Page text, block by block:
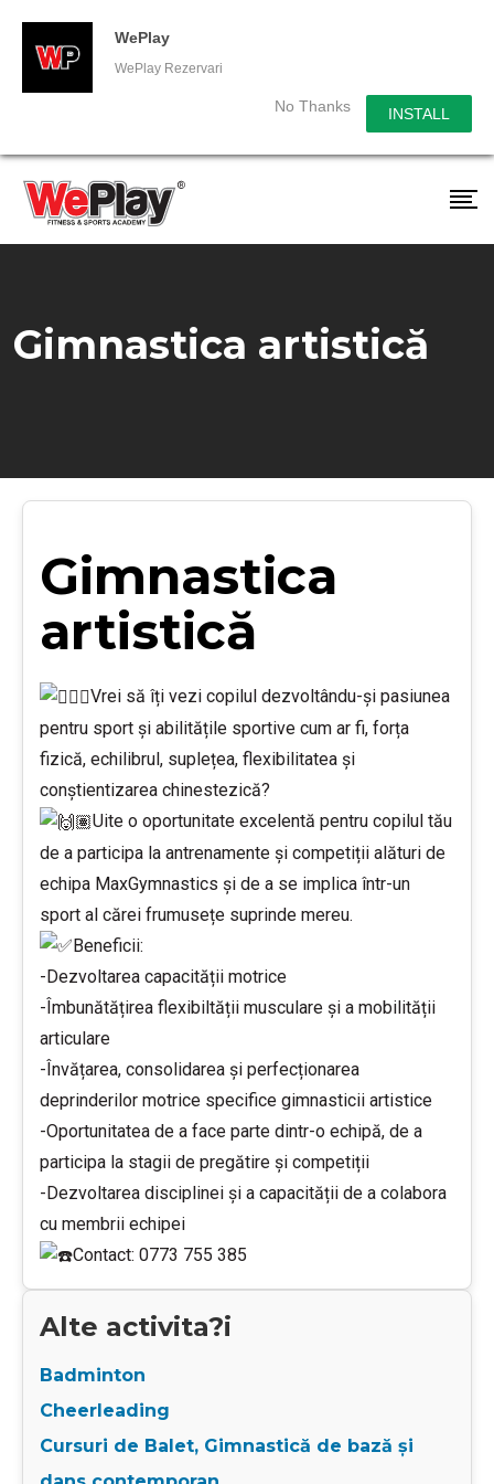
WePlay
WePlay Rezervari
No Thanks INSTALL
Gimnastica artistică
Gimnastica
artistică
Vrei să îți vezi copilul dezvoltându-și pasiunea
pentru sport și abilitățile sportive cum ar fi, forța
fizică, echilibrul, suplețea, flexibilitatea și
conștientizarea chinestezică?
Uite o oportunitate excelentă pentru copilul tău
de a participa la antrenamente și competiții alături de
echipa MaxGymnastics și de a se implica într-un
sport al cărei frumusețe suprinde mereu.
Beneficii:
-Dezvoltarea capacității motrice
-Îmbunătățirea flexibiltății musculare și a mobilității
articulare
-Învățarea, consolidarea și perfecționarea
deprinderilor motrice specifice gimnasticii artistice
-Oportunitatea de a face parte dintr-o echipă, de a
participa la stagii de pregătire și competiții
-Dezvoltarea disciplinei și a capacității de a colabora
cu membrii echipei
Contact: 0773 755 385
Alte activita?i
Badminton
Cheerleading
Cursuri de Balet, Gimnastică de bază și